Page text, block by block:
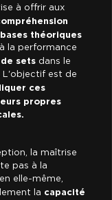
à offrir aux
théoriques
la performance
sets dans le
L'objectif est de
ces
propres
la maîtrise
pas à la
elle-même,
la capacité